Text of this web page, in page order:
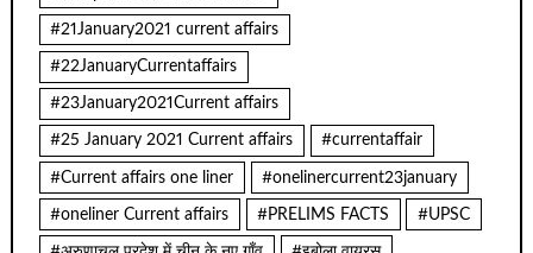
#21January2021 current affairs
#22JanuaryCurrentaffairs
#23January2021Current affairs
#25 January 2021 Current affairs #currentaffair
#Current affairs one liner #onelinercurrent23january
#oneliner Current affairs #PRELIMS FACTS #UPSC